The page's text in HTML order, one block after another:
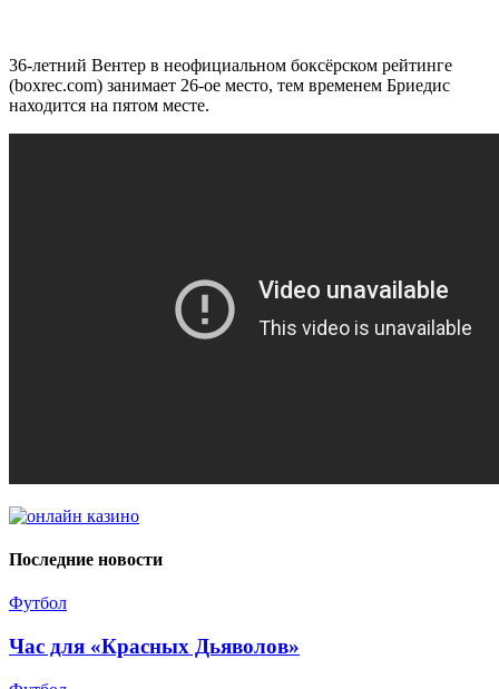
36-летний Вентер в неофициальном боксёрском рейтинге
(boxrec.com) занимает 26-ое место, тем временем Бриедис
находится на пятом месте.
Последние новости
Футбол
Час для «Красных Дьяволов»